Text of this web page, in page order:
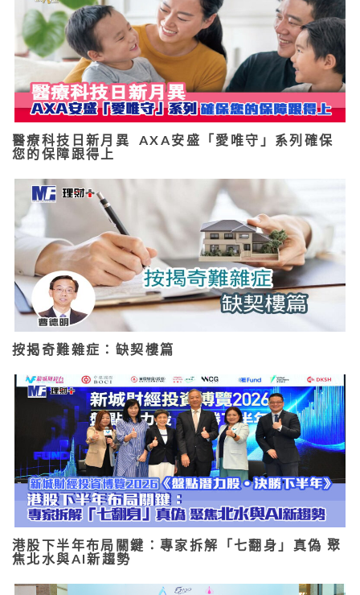
醫療科技日新月異 AXA安盛「愛唯守」系列確保
您的保障跟得上
按揭奇難雜症：缺契樓篇
港股下半年布局關鍵：專家拆解「七翻身」真偽 聚
焦北水與AI新趨勢